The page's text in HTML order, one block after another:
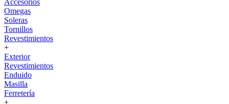
Accesorios
Omegas
Soleras
Tornillos
Revestimientos
+
Exterior
Revestimientos
Enduido
Masilla
Ferretería
+